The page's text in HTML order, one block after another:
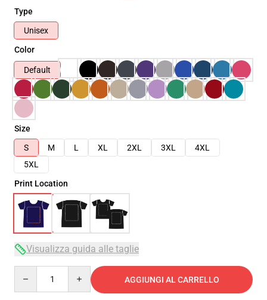
Type
Unisex
Color
Default
Size
S
M L XL 2XL 3XL
4XL
5XL
Print Location
Visualizza guida alle taglie
AGGIUNGI AL CARRELLO